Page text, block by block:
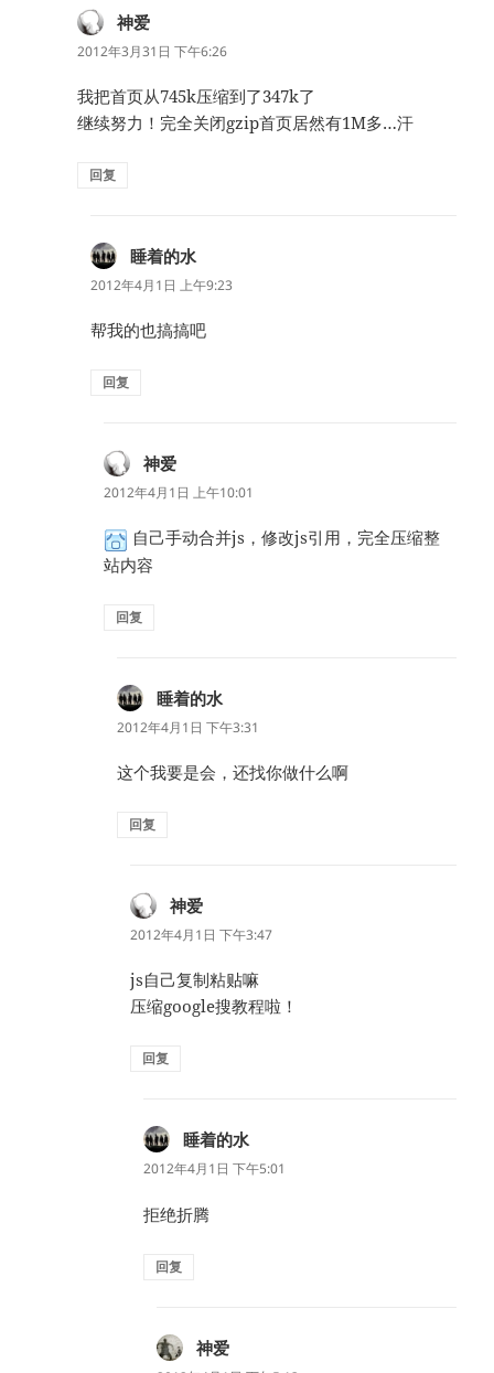
神爱
道：
2012年3月31日 下午6:26
我把首页从745k压缩到了347k了
继续努力！完全关闭gzip首页居然有1M多…汗
回复
睡着的水
道：
2012年4月1日 上午9:23
帮我的也搞搞吧
回复
神爱
道：
2012年4月1日 上午10:01
自己手动合并js，修改js引用，完全压缩整
站内容
回复
睡着的水说
道：
2012年4月1日 下午3:31
这个我要是会，还找你做什么啊
回复
神爱
道：
2012年4月1日 下午3:47
js自己复制粘贴嘛
压缩google搜教程啦！
回复
睡着的水说
道：
2012年4月1日 下午5:01
拒绝折腾
回复
神爱